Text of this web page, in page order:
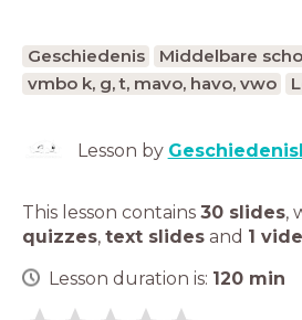
Geschiedenis
Middelbare
vmbo k, g, t, mavo, havo, vwo
Lesson by
This lesson contains 30 slides,
quizzes, text slides and 1
Lesson duration is: 120 min